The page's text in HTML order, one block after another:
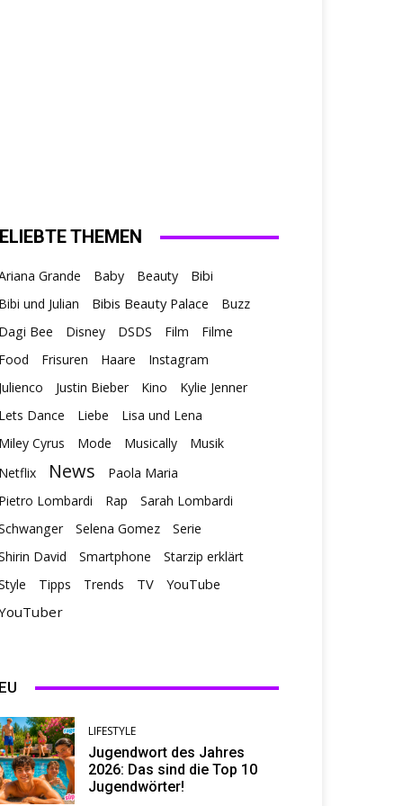
THEMEN
Grande Baby Beauty
Bibi
und Julian
Bibis Beauty Palace
Buzz
Bee
Disney DSDS Film
Filme
Frisuren Haare
Instagram
Justin Bieber Kino
Kylie Jenner
Dance
Liebe
Lisa und Lena
Cyrus
Mode Musically
Musik
News
Paola Maria
Lombardi
Rap
Sarah Lombardi
Selena Gomez
Serie
David
Smartphone
Starzip erklärt
Tipps Trends TV YouTube
LIFESTYLE
Jugendwort des Jahres
2026: Das sind die Top 10
Jugendwörter!